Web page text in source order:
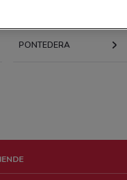
PONTEDERA